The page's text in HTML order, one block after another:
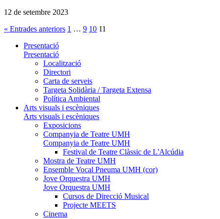
12 de setembre 2023
« Entrades anteriors 1 … 9 10 11
Presentació
Presentació
Localització
Directori
Carta de serveis
Targeta Solidària / Targeta Extensa
Política Ambiental
Arts visuals i escèniques
Arts visuals i escèniques
Exposicions
Companyia de Teatre UMH
Companyia de Teatre UMH
Festival de Teatre Clàssic de L'Alcúdia
Mostra de Teatre UMH
Ensemble Vocal Pneuma UMH (cor)
Jove Orquestra UMH
Jove Orquestra UMH
Cursos de Direcció Musical
Projecte MEETS
Cinema